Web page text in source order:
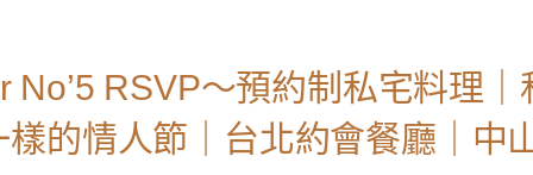
RSVP～預約制私宅料理｜
的情人節｜台北約會餐廳｜中